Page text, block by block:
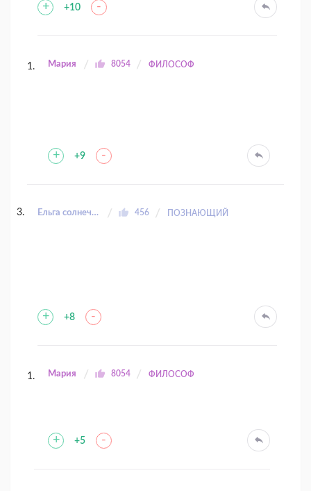
+ +10 -
Мария 8054 ФИЛОСОФ
+ +9 -
Ёльга солнечный заяц 456 ПОЗНАЮЩИЙ
+ +8 -
Мария 8054 ФИЛОСОФ
+ +5 -